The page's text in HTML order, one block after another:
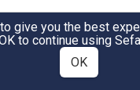
פרק אין דורשין
ביחיד
give you the best
to continue using
OK